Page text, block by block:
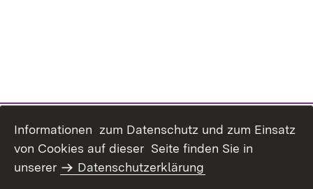
Informationen zum Datenschutz und zum Einsatz
von Cookies auf dieser Seite finden Sie in
unserer
Datenschutzerklärung